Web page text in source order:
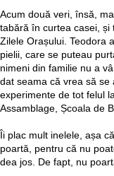
Acum două veri, însă,
tabără în curtea casei, și
Zilele Orașului. Teodora
pielii, care se puteau
nimeni din familie nu a
dat seama că vrea să se
experimente de tot felul
Assamblage, Școala de
Îi plac mult inelele, așa
poartă, pentru că nu
dea jos. De fapt, nu